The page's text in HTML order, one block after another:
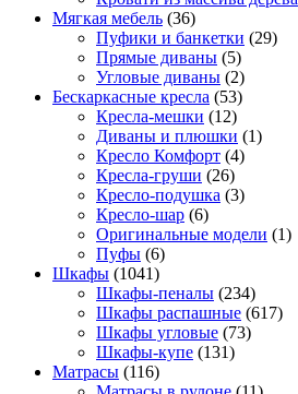
Мягкая мебель (36)
Пуфики и банкетки (29)
Прямые диваны (5)
Угловые диваны (2)
Бескаркасные кресла (53)
Кресла-мешки (12)
Диваны и плюшки (1)
Кресло Комфорт (4)
Кресла-груши (26)
Кресло-подушка (3)
Кресло-шар (6)
Оригинальные модели (1)
Пуфы (6)
Шкафы (1041)
Шкафы-пеналы (234)
Шкафы распашные (617)
Шкафы угловые (73)
Шкафы-купе (131)
Матрасы (116)